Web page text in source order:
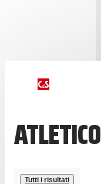
Tutti i risultati